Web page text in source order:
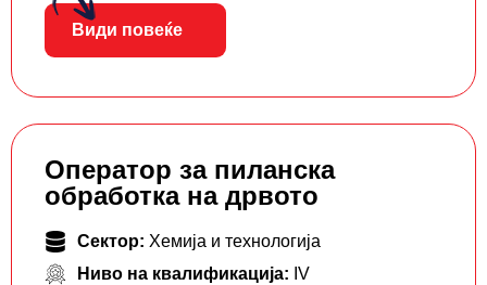
Види повеќе
Оператор за пиланска
обработка на дрвото
Сектор: Хемија и технологија
Ниво на квалификација: IV